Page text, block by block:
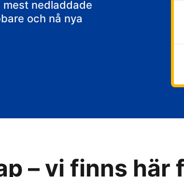
mest nedladdade
och nå nya
– vi finns här